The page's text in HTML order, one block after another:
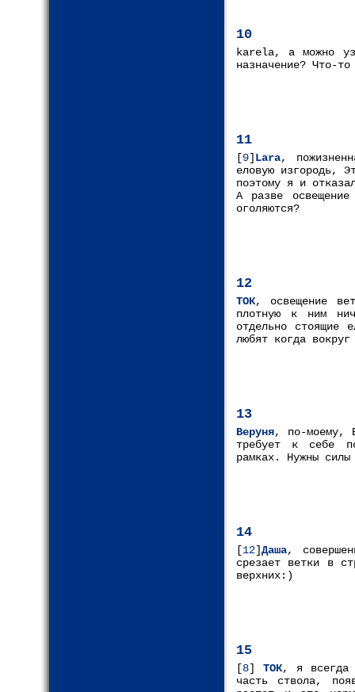
10
karela, а можно
назначение? Что-
11
[9] Lara,
еловую изгородь,
поэтому я и
А разве
оголяются?
12
ТОК, освещение
плотную к ним
отдельно
любят когда
13
Веруня, по-моему,
требует к себе
рамках. Нужны
14
[12]Даша,
срезает ветки в
верхних:)
15
[8] ТОК, я всегда
часть ствола,